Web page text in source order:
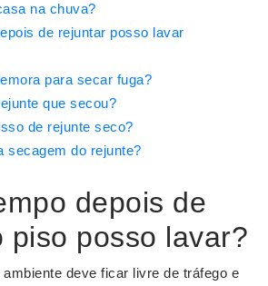
na chuva?
de rejuntar posso lavar
para secar fuga?
que secou?
de rejunte seco?
secagem do rejunte?
depois de
piso posso lavar?
deve ficar livre de tráfego e